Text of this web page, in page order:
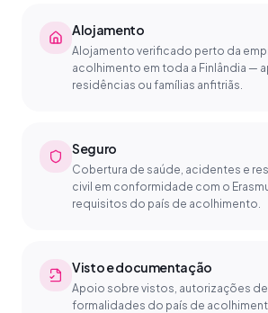
Alojamento
Alojamento verificado perto da
acolhimento em toda a Finlândia —
residências ou famílias anfitriãs.
Seguro
Cobertura de saúde, acidentes e
civil em conformidade com o
requisitos do país de acolhimento.
Visto e documentação
Apoio sobre vistos, autorizações
formalidades do país de